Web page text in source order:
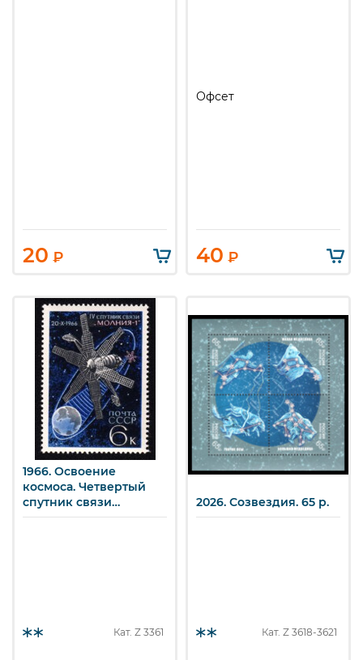
20 ₽
Офсет
40 ₽
1966. Освоение
космоса. Четвертый
спутник связи
«Молния-1». 6 к.
Кат. Z 3361
2026. Созвездия. 65 р.
Кат. Z 3618-3621